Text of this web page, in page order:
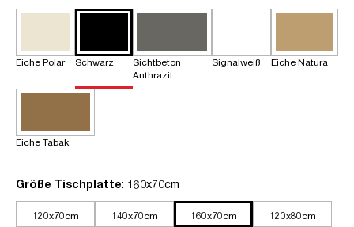
Eiche Polar Schwarz
Sichtbeton
Anthrazit
Signalweiß Eiche Natura
Eiche Tabak
Größe Tischplatteauswählen
: 160x70cm
120x70cm 140x70cm 160x70cm 120x80cm